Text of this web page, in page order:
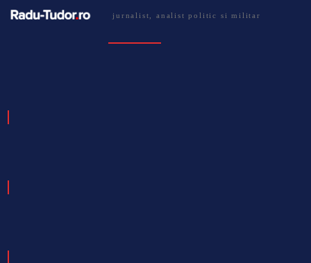
jurnalist, analist politic si militar